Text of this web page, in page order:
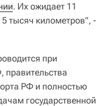
. Их ожидает 11
тысяч километров", -
при
правительства
РФ и полностью
государственной